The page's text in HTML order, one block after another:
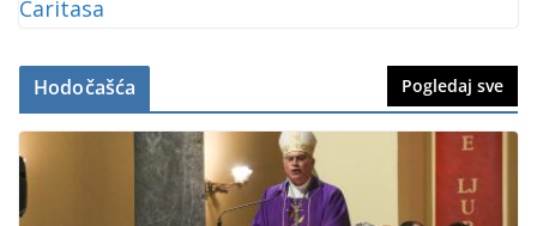
Hodočašća Pogledaj sve